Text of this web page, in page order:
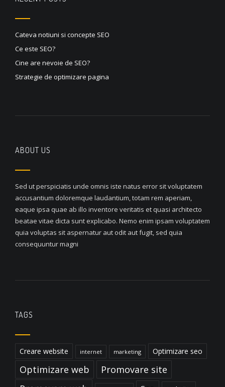
Cateva notiuni si concepte SEO
Ce este SEO?
Cine are nevoie de SEO?
Strategie de optimizare pagina
ABOUT US
Sed ut perspiciatis unde omnis iste natus error sit voluptatem
accusantium doloremque laudantium, totam rem aperiam,
eaque ipsa quae ab illo inventore veritatis et quasi architecto
beatae vitae dicta sunt explicabo. Nemo enim ipsam voluptatem
quia voluptas sit aspernatur aut odit aut fugit, sed quia
consequuntur magni
TAGS
Creare website internet marketing Optimizare seo
Optimizare web
Promovare site